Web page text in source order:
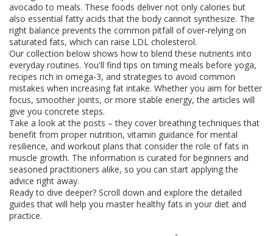
avocado to meals. These foods deliver not only calories but
also essential fatty acids that the body cannot synthesize. The
right balance prevents the common pitfall of over‑relying on
saturated fats, which can raise LDL cholesterol.
Our collection below shows how to blend these nutrients into
everyday routines. You'll find tips on timing meals before yoga,
recipes rich in omega‑3, and strategies to avoid common
mistakes when increasing fat intake. Whether you aim for better
focus, smoother joints, or more stable energy, the articles will
give you concrete steps.
Take a look at the posts – they cover breathing techniques that
benefit from proper nutrition, vitamin guidance for mental
resilience, and workout plans that consider the role of fats in
muscle growth. The information is curated for beginners and
seasoned practitioners alike, so you can start applying the
advice right away.
Ready to dive deeper? Scroll down and explore the detailed
guides that will help you master healthy fats in your diet and
practice.